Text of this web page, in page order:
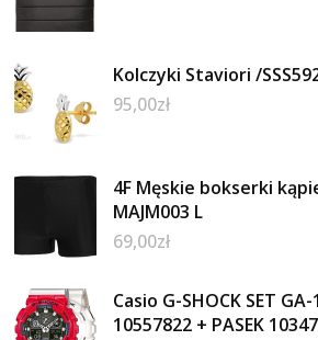
Kolczyki Staviori /
95,00zł
4F Męskie bokserki
MAJM003 L
69,00zł
Casio G-SHOCK SET GA-
10557822 + PASEK